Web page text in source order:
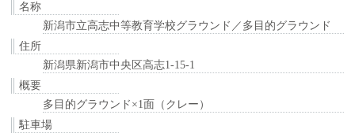
名称
新潟市立高志中等教育学校グラウンド／多目的グラウンド
住所
新潟県新潟市中央区高志1-15-1
概要
多目的グラウンド×1面（クレー）
駐車場